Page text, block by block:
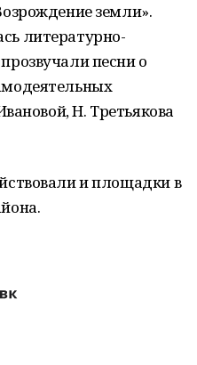
земли».
литературно-
песни о
Н. Третьякова
и площадки в